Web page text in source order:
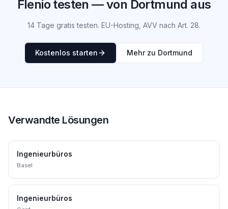
Flenio testen — von Dortmund aus
14 Tage gratis testen. EU-Hosting, AVV nach Art. 28.
Kostenlos starten Mehr zu Dortmund
Verwandte Lösungen
Ingenieurbüros
Basel
Ingenieurbüros